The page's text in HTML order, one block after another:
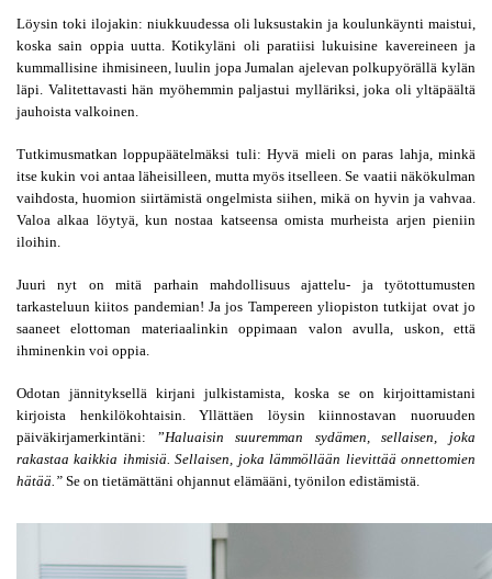
Löysin toki ilojakin: niukkuudessa oli luksustakin ja koulunkäynti maistui,
koska sain oppia uutta. Kotikyläni oli paratiisi lukuisine kavereineen ja
kummallisine ihmisineen, luulin jopa Jumalan ajelevan polkupyörällä kylän
läpi. Valitettavasti hän myöhemmin paljastui mylläriksi, joka oli yltäpäältä
jauhoista valkoinen.
Tutkimusmatkan loppupäätelmäksi tuli: Hyvä mieli on paras lahja, minkä
itse kukin voi antaa läheisilleen, mutta myös itselleen. Se vaatii näkökulman
vaihdosta, huomion siirtämistä ongelmista siihen, mikä on hyvin ja vahvaa.
Valoa alkaa löytyä, kun nostaa katseensa omista murheista arjen pieniin
iloihin.
Juuri nyt on mitä parhain mahdollisuus ajattelu- ja työtottumusten
tarkasteluun kiitos pandemian! Ja jos Tampereen yliopiston tutkijat ovat jo
saaneet elottoman materiaalinkin oppimaan valon avulla, uskon, että
ihminenkin voi oppia.
Odotan jännityksellä kirjani julkistamista, koska se on kirjoittamistani
kirjoista henkilökohtaisin. Yllättäen löysin kiinnostavan nuoruuden
päiväkirjamerkintäni: ”Haluaisin suuremman sydämen, sellaisen, joka
rakastaa kaikkia ihmisiä. Sellaisen, joka lämmöllään lievittää onnettomien
hätää.” Se on tietämättäni ohjannut elämääni, työnilon edistämistä.